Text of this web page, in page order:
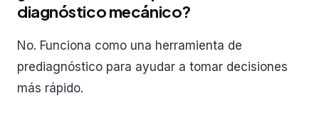
diagnóstico mecánico?
No. Funciona como una herramienta de
prediagnóstico para ayudar a tomar decisiones
más rápido.